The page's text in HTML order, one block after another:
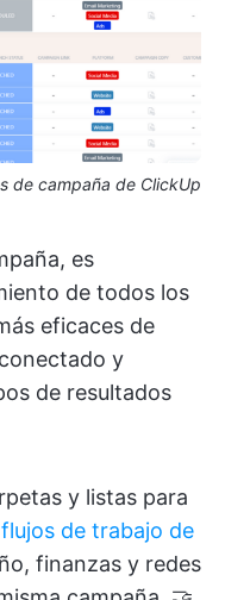
de campaña de ClickUp
es
de todos los
eficaces de
y
de resultados
y listas para
flujos de trabajo de
finanzas y redes